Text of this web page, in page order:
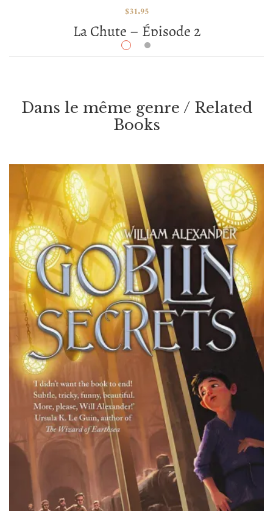
La Chute – Épisode 2
$31.95
Hélène Dauniol-Remaud
Dans le même genre / Related
Books